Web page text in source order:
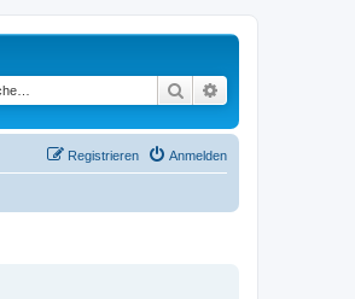
Suche
Anmelden
Registrieren